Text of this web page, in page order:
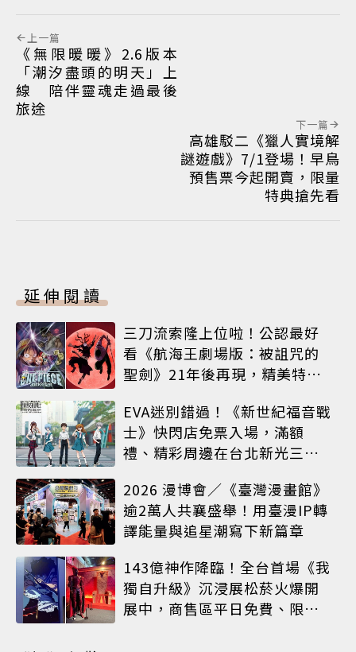
上一篇
《無限暖暖》2.6版本
「潮汐盡頭的明天」上
線 陪伴靈魂走過最後
旅途
下一篇
高雄駁二《獵人實境解
謎遊戲》7/1登場！早鳥
預售票今起開賣，限量
特典搶先看
延伸閱讀
三刀流索隆上位啦！公認最好
看《航海王劇場版：被詛咒的
聖劍》21年後再現，精美特典
EVA迷別錯過！《新世紀福音戰
士》快閃店免票入場，滿額
禮、精彩周邊在台北新光三越
2026 漫博會／《臺灣漫畫館》
逾2萬人共襄盛舉！用臺漫IP轉
譯能量與追星潮寫下新篇章
143億神作降臨！全台首場《我
獨自升級》沉浸展松菸火爆開
展中，商售區平日免費、限定